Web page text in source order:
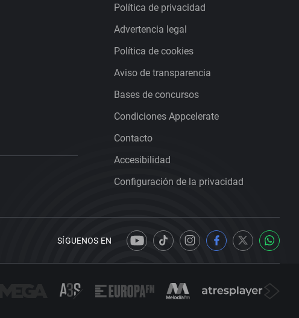
Política de privacidad
Advertencia legal
Política de cookies
Aviso de transparencia
Bases de concursos
Condiciones Appcelerate
Contacto
Accesibilidad
Configuración de la privacidad
SÍGUENOS EN